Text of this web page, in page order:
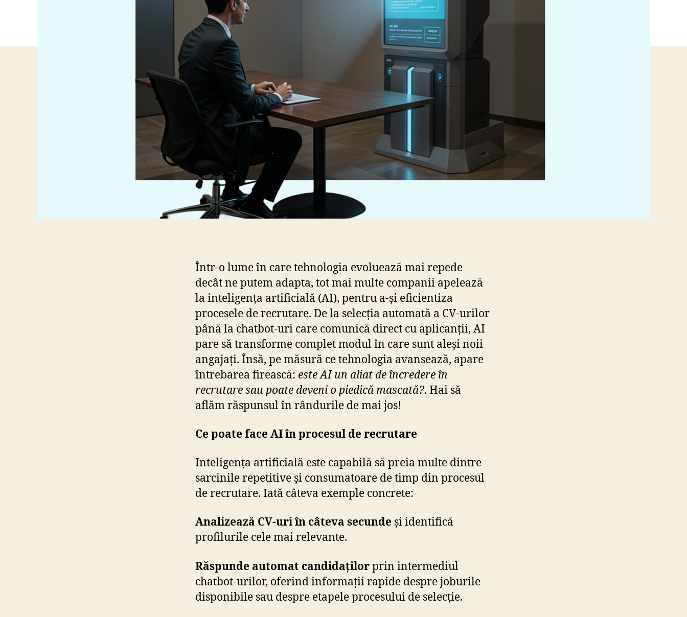
Într-o lume în care tehnologia evoluează mai repede
decât ne putem adapta, tot mai multe companii apelează
la inteligența artificială (AI), pentru a-și eficientiza
procesele de recrutare. De la selecția automată a CV-urilor
până la chatbot-uri care comunică direct cu aplicanții, AI
pare să transforme complet modul în care sunt aleși noii
angajați. Însă, pe măsură ce tehnologia avansează, apare
întrebarea firească: este AI un aliat de încredere în
recrutare sau poate deveni o piedică mascată?. Hai să
aflăm răspunsul în rândurile de mai jos!
Ce poate face AI în procesul de recrutare
Inteligența artificială este capabilă să preia multe dintre
sarcinile repetitive și consumatoare de timp din procesul
de recrutare. Iată câteva exemple concrete:
Analizează CV-uri în câteva secunde și identifică
profilurile cele mai relevante.
Răspunde automat candidațilorprin intermediul
chatbot-urilor, oferind informații rapide despre joburile
disponibile sau despre etapele procesului de selecție.